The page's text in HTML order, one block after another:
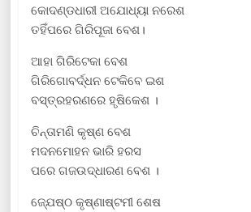
କୋଦଣ୍ଡଧାରୀ ଅଯୋଧ୍ୟା ନରେଶ
ତହିଁପରେ ଗିରିପୂଜା ବେଶ।
ଆହା ଗିରିଟେକା ବେଶ
ଗିରିଗୋବର୍ଦ୍ଧନ ଟେକିବେ ଇଶ
ବସ୍ତ୍ରହରଣରେ ହୃଷିକେଶ ।
ଚିନ୍ତାମଣି କୃଷ୍ଣ ବେଶ
ମଦନମୋହନ ଭାରି ହରସ
ପରେ ଗଜଉଦ୍ଧାରଣ ବେଶ ।
ଜ୍ଯେଷ୍ଠ କୃଷ୍ଣାଷ୍ଟମୀ ଶେଷ